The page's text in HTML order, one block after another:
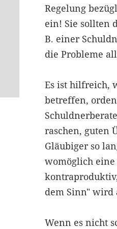
Regelung
ein! Sie sollten
B. einer
die Probleme
Es ist hilfreich,
betreffen,
raschen, guten
Gläubiger so
womöglich eine
dem Sinn"
Wenn es nicht